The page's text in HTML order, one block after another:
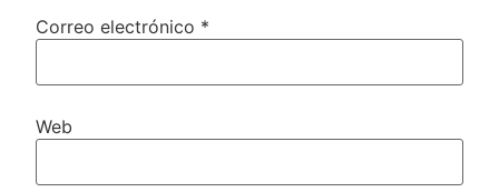
Correo electrónico *
Web